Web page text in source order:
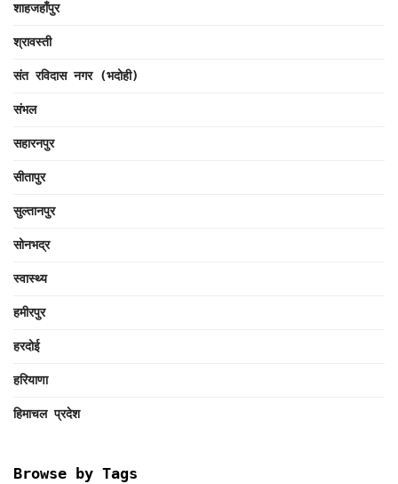
शाहजहाँपुर
श्रावस्ती
संत रविदास नगर (भदोही)
संभल
सहारनपुर
सीतापुर
सुल्तानपुर
सोनभद्र
स्वास्थ्य
हमीरपुर
हरदोई
हरियाणा
हिमाचल प्रदेश
Browse by Tags